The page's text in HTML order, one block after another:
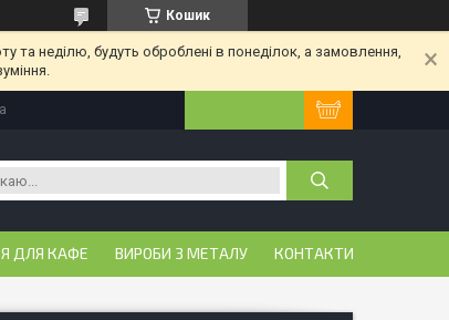
Кошик
та неділю, будуть оброблені в понеділок, а замовлення,
ДЛЯ КАФЕ ВИРОБИ З МЕТАЛУ КОНТАКТИ